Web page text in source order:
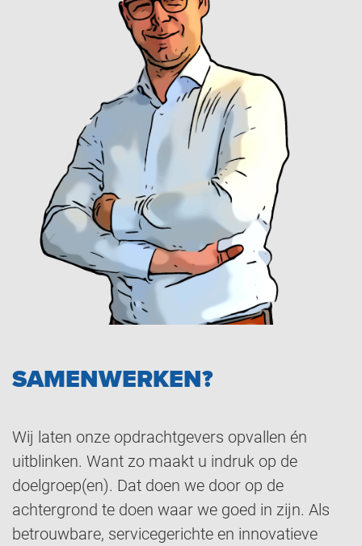
SAMENWERKEN?
Wij laten onze opdrachtgevers opvallen én
uitblinken. Want zo maakt u indruk op de
doelgroep(en). Dat doen we door op de
achtergrond te doen waar we goed in zijn. Als
betrouwbare, servicegerichte en innovatieve